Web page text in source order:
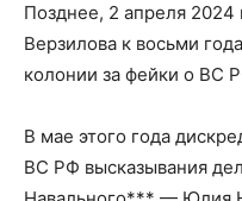
Позднее, 2 апреля 2024
Верзилова к восьми
колонии за фейки о ВС
В мае этого года
ВС РФ высказывания